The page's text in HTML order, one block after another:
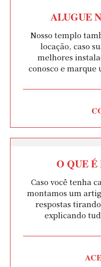
ALUGUE
Nosso templo
locação, caso
melhores
conosco e marque
O QUE
Caso você tenha
montamos um
respostas
explicando